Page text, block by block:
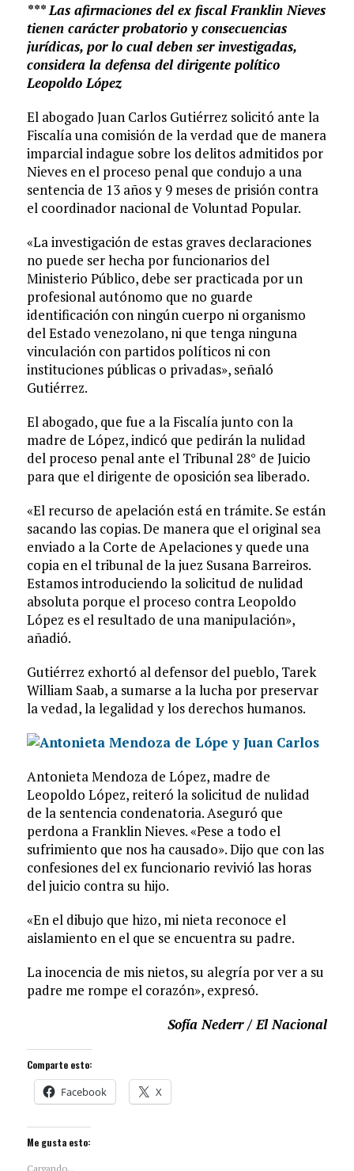
*** Las afirmaciones del ex fiscal Franklin Nieves
tienen carácter probatorio y consecuencias
jurídicas, por lo cual deben ser investigadas,
considera la defensa del dirigente político
Leopoldo López
El abogado Juan Carlos Gutiérrez solicitó ante la
Fiscalía una comisión de la verdad que de manera
imparcial indague sobre los delitos admitidos por
Nieves en el proceso penal que condujo a una
sentencia de 13 años y 9 meses de prisión contra
el coordinador nacional de Voluntad Popular.
«La investigación de estas graves declaraciones
no puede ser hecha por funcionarios del
Ministerio Público, debe ser practicada por un
profesional autónomo que no guarde
identificación con ningún cuerpo ni organismo
del Estado venezolano, ni que tenga ninguna
vinculación con partidos políticos ni con
instituciones públicas o privadas», señaló
Gutiérrez.
El abogado, que fue a la Fiscalía junto con la
madre de López, indicó que pedirán la nulidad
del proceso penal ante el Tribunal 28° de Juicio
para que el dirigente de oposición sea liberado.
«El recurso de apelación está en trámite. Se están
sacando las copias. De manera que el original sea
enviado a la Corte de Apelaciones y quede una
copia en el tribunal de la juez Susana Barreiros.
Estamos introduciendo la solicitud de nulidad
absoluta porque el proceso contra Leopoldo
López es el resultado de una manipulación»,
añadió.
Gutiérrez exhortó al defensor del pueblo, Tarek
William Saab, a sumarse a la lucha por preservar
la vedad, la legalidad y los derechos humanos.
Antonieta Mendoza de López, madre de
Leopoldo López, reiteró la solicitud de nulidad
de la sentencia condenatoria. Aseguró que
perdona a Franklin Nieves. «Pese a todo el
sufrimiento que nos ha causado». Dijo que con las
confesiones del ex funcionario revivió las horas
del juicio contra su hijo.
«En el dibujo que hizo, mi nieta reconoce el
aislamiento en el que se encuentra su padre.
La inocencia de mis nietos, su alegría por ver a su
padre me rompe el corazón», expresó.
Sofía Nederr / El Nacional
Comparte esto:
Facebook X
Me gusta esto:
Cargando...